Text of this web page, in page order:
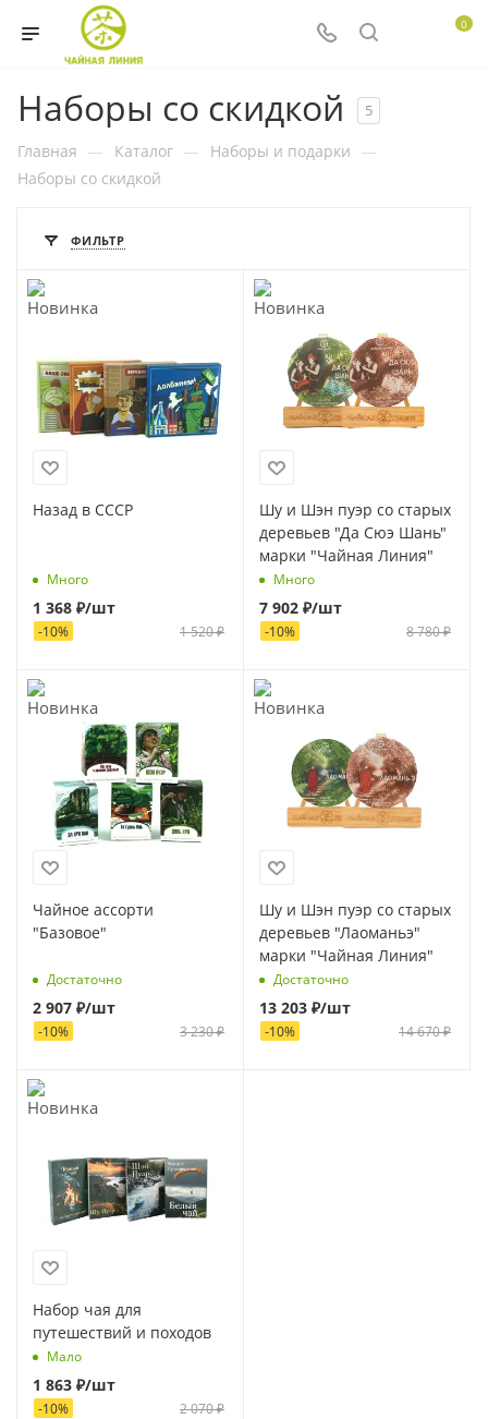
0
Наборы со скидкой 5
Главная — Каталог — Наборы и подарки —
Наборы со скидкой
ФИЛЬТР
Назад в СССР
Много
1 368 ₽/шт
1 520₽
-10%
Шу и Шэн пуэр со старых
деревьев "Да Сюэ Шань"
марки "Чайная Линия"
Много
7 902 ₽/шт
8 780₽
-10%
Чайное ассорти
"Базовое"
Достаточно
2 907 ₽/шт
3 230₽
-10%
Шу и Шэн пуэр со старых
деревьев "Лаоманьэ"
марки "Чайная Линия"
Достаточно
13 203 ₽/шт
14 670₽
-10%
Набор чая для
путешествий и походов
Мало
1 863 ₽/шт
2 070₽
-10%